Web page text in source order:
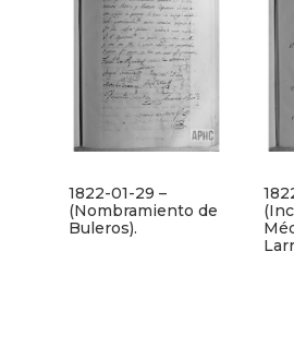
1822-01-29 –
(Nombramiento de
Buleros).